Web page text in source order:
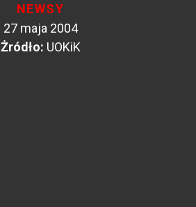
NEWSY
27 maja 2004
Żródło: UOKiK